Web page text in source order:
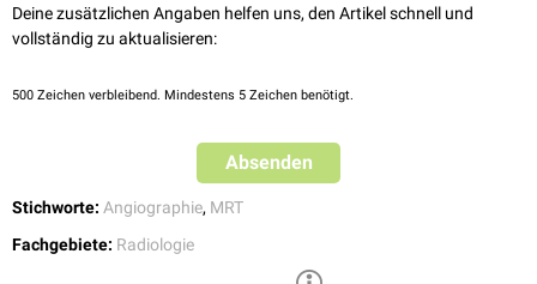
Kontrastverstärkte MRA
Deine zusätzlichen Angaben helfen uns, den Artikel schnell und
vollständig zu aktualisieren:
500 Zeichen verbleibend. Mindestens 5 Zeichen benötigt.
Absenden
Stichworte: Angiographie, MRT
Fachgebiete: Radiologie